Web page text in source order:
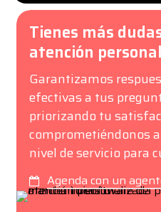
Tienes más
atención
Garantizamos
efectivas a tus
priorizando tu
comprometiéndonos
nivel de servicio para
Agenda con un